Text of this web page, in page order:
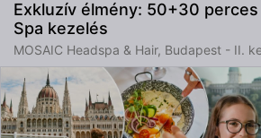
Exkluzív élmény: 50+30 perces
Spa kezelés
MOSAIC Headspa & Hair, Budapest - II.